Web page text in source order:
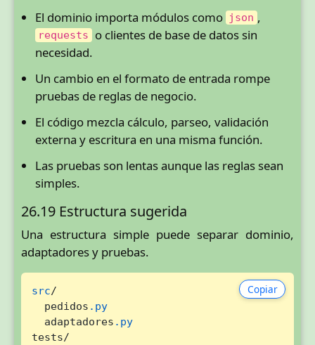
El dominio importa módulos como json ,
requests o clientes de base de datos sin
necesidad.
Un cambio en el formato de entrada rompe
pruebas de reglas de negocio.
El código mezcla cálculo, parseo, validación
externa y escritura en una misma función.
Las pruebas son lentas aunque las reglas sean
simples.
26.19 Estructura sugerida
Una estructura simple puede separar dominio,
adaptadores y pruebas.
Copiar
src/
  pedidos
.py
  adaptadores
.py
tests/